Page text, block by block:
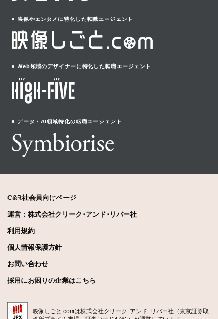
映像やエンタメに特化した転職エージェント
Web領域のデザイナーに特化した転職エージェント
データ・AI領域特化の転職エージェント
C&R社会員向けページ
運営：株式会社クリーク･アンド･リバー社
利用規約
個人情報保護方針
お問い合わせ
採用にお困りの企業はこちら
映像しごと.comは株式会社クリーク･アンド･リバー社（東京証券取